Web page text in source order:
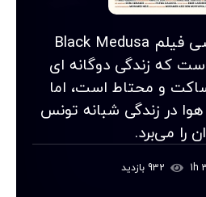
دانلود زیرنویس فارسی فیلم Black Medusa
است که زندگی دوگانه ای
ساکت و محتاط است، اما
در زندگی شبانه تونس
را می‌برد.